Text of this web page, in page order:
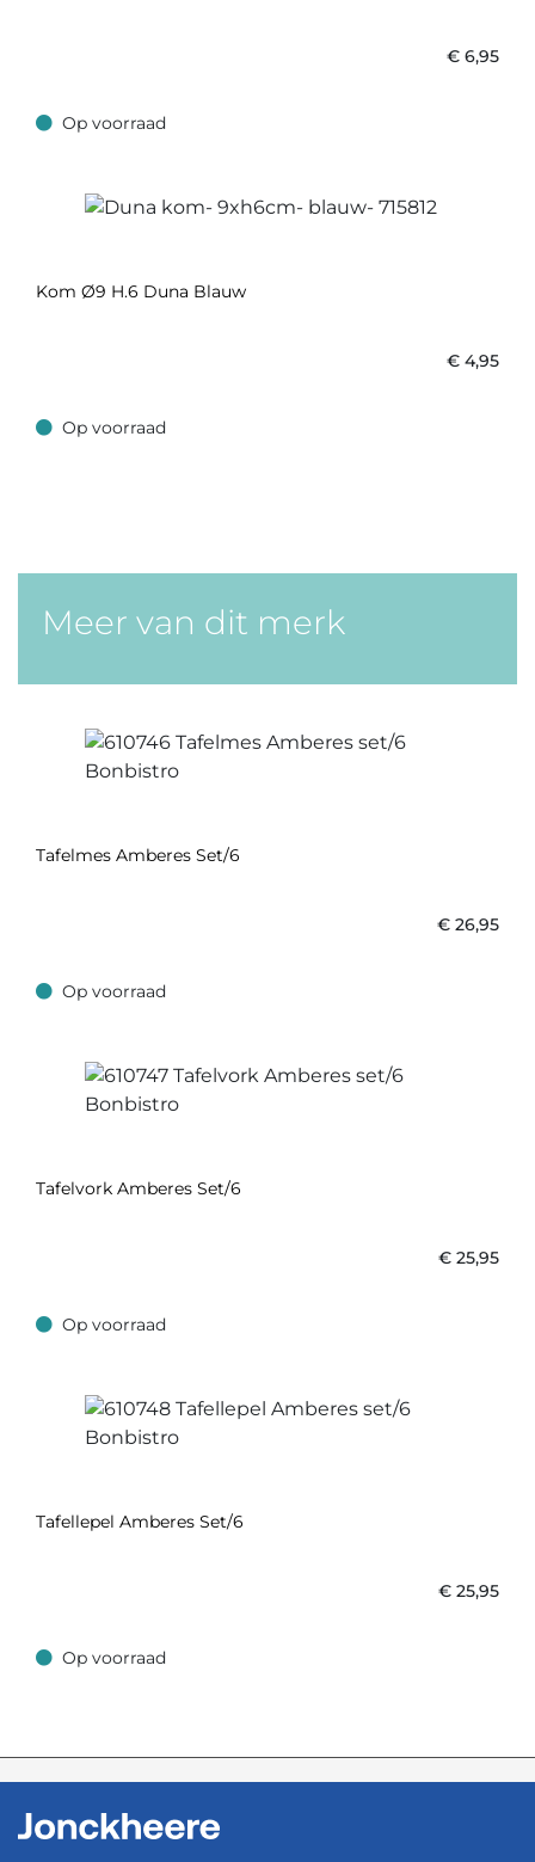
€ 6,95
Op voorraad
Op voorraad
Kom Ø9 H.6 Duna Blauw
€ 4,95
Op voorraad
Op voorraad
Meer van dit merk
Tafelmes Amberes Set/6
€ 26,95
Op voorraad
Op voorraad
Tafelvork Amberes Set/6
€ 25,95
Op voorraad
Op voorraad
Tafellepel Amberes Set/6
€ 25,95
Op voorraad
Op voorraad